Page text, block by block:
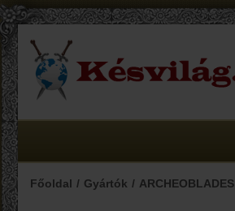
Főoldal
Gyártók ARCHEOBLADES